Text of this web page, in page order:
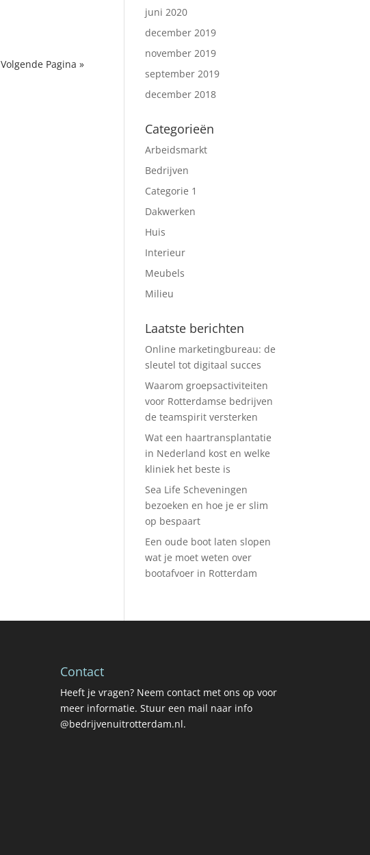
Volgende Pagina »
juni 2020
december 2019
november 2019
september 2019
december 2018
Categorieën
Arbeidsmarkt
Bedrijven
Categorie 1
Dakwerken
Huis
Interieur
Meubels
Milieu
Laatste berichten
Online marketingbureau: de
sleutel tot digitaal succes
Waarom groepsactiviteiten
voor Rotterdamse bedrijven
de teamspirit versterken
Wat een haartransplantatie
in Nederland kost en welke
kliniek het beste is
Sea Life Scheveningen
bezoeken en hoe je er slim
op bespaart
Een oude boot laten slopen
wat je moet weten over
bootafvoer in Rotterdam
Contact
Heeft je vragen? Neem contact met ons op voor
meer informatie. Stuur een mail naar info
@bedrijvenuitrotterdam.nl.